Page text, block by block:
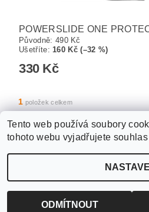
POWERSLIDE ONE
Původně: 490 Kč
Ušetříte:160 Kč (–32 %)
330 Kč
1 položek celkem
WANTED SPORT PARDUBICE , všechna
cookies
Tento web používá soubory
tohoto webu vyjadřujete
ODMÍTNOUT